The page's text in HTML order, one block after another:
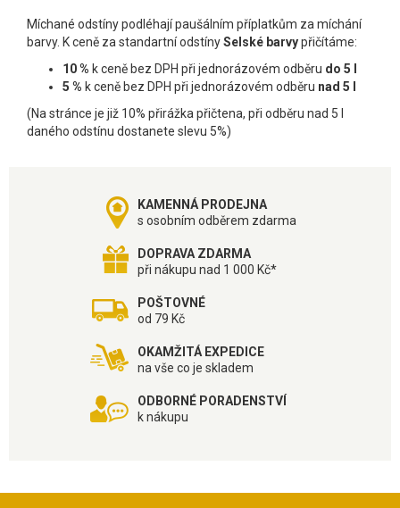
Míchané odstíny podléhají paušálním příplatkům za míchání
barvy. K ceně za standartní odstínySelské barvypřičítáme:
10 % k ceně bez DPH při jednorázovém odběru do 5 l
5 % k ceně bez DPH při jednorázovém odběru nad 5 l
(Na stránce je již 10% přirážka přičtena, při odběru nad 5 l
daného odstínu dostanete slevu 5%)
KAMENNÁ PRODEJNA
s osobním odběrem zdarma
DOPRAVA ZDARMA
při nákupu nad 1 000 Kč*
POŠTOVNÉ
od 79 Kč
OKAMŽITÁ EXPEDICE
na vše co je skladem
ODBORNÉ PORADENSTVÍ
k nákupu